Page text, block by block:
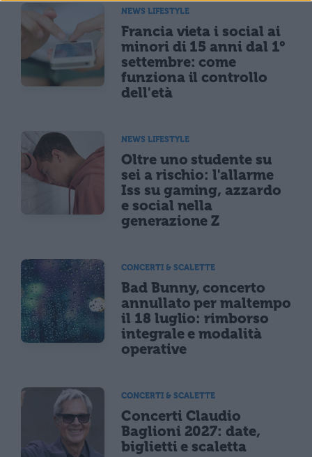
NEWS LIFESTYLE
Francia vieta i social ai
minori di 15 anni dal 1°
settembre: come
funziona il controllo
dell'età
NEWS LIFESTYLE
Oltre uno studente su
sei a rischio: l'allarme
Iss su gaming, azzardo
e social nella
generazione Z
CONCERTI & SCALETTE
Bad Bunny, concerto
annullato per maltempo
il 18 luglio: rimborso
integrale e modalità
operative
CONCERTI & SCALETTE
Concerti Claudio
Baglioni 2027: date,
biglietti e scaletta